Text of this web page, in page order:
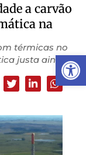
Abrir
a carvão
na
térmicas no
justa ainda